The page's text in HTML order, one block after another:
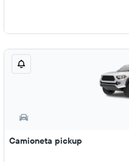
Camioneta pickup